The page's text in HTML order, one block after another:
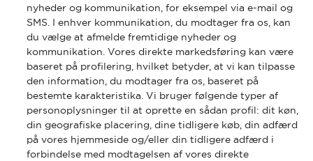
nyheder og kommunikation, for eksempel via e-mail og
SMS. I enhver kommunikation, du modtager fra os, kan
du vælge at afmelde fremtidige nyheder og
kommunikation. Vores direkte markedsføring kan være
baseret på profilering, hvilket betyder, at vi kan tilpasse
den information, du modtager fra os, baseret på
bestemte karakteristika. Vi bruger følgende typer af
personoplysninger til at oprette en sådan profil: dit køn,
din geografiske placering, dine tidligere køb, din adfærd
på vores hjemmeside og/eller din tidligere adfærd i
forbindelse med modtagelsen af vores direkte